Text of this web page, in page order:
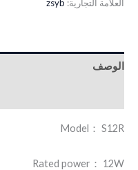
العلامة التجارية: zsyb
الوصف
Model： S12R
Rated power： 12W